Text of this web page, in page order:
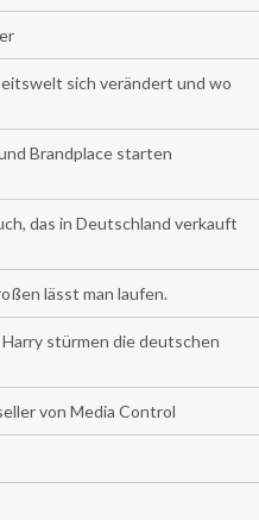
sich verändert und wo
Brandplace starten
das in Deutschland verkauft
lässt man laufen.
stürmen die deutschen
von Media Control